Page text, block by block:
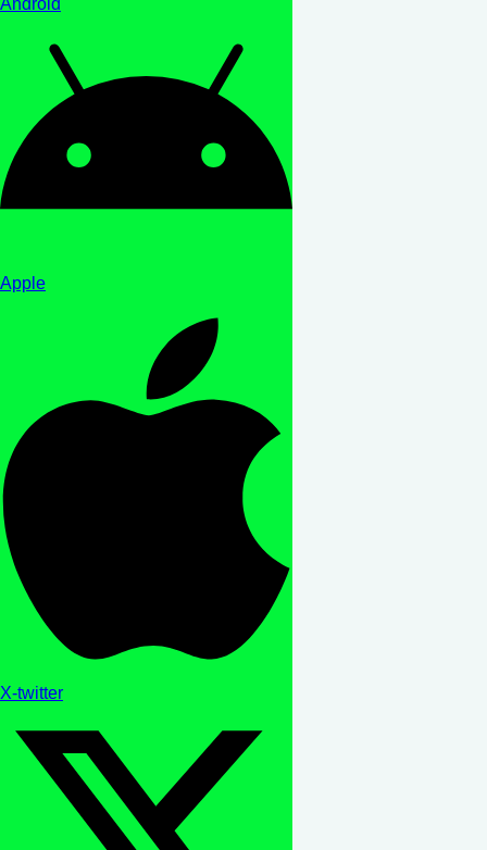
Android
Apple
X-twitter